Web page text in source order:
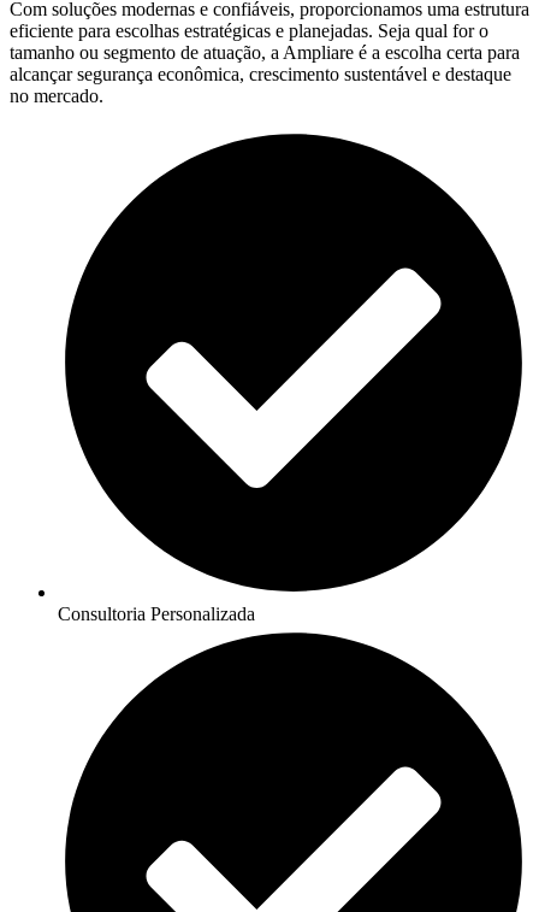
Com soluções modernas e confiáveis, proporcionamos uma estrutura
eficiente para escolhas estratégicas e planejadas. Seja qual for o
tamanho ou segmento de atuação, a Ampliare é a escolha certa para
alcançar segurança econômica, crescimento sustentável e destaque
no mercado.
Consultoria Personalizada